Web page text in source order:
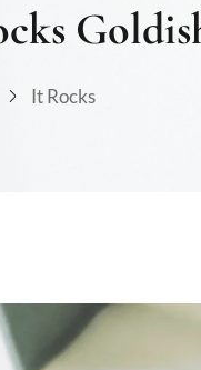
It Rocks